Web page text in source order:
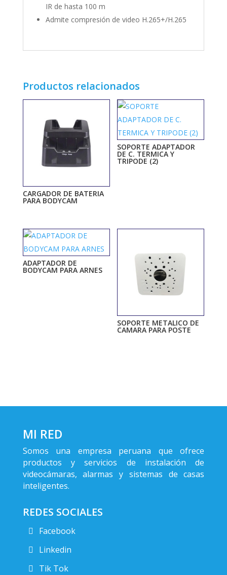
IR de hasta 100 m
Admite compresión de video H.265+/H.265
Productos relacionados
CARGADOR DE BATERIA
PARA BODYCAM
SOPORTE ADAPTADOR
DE C. TERMICA Y
TRIPODE (2)
ADAPTADOR DE
BODYCAM PARA ARNES
SOPORTE METALICO DE
CAMARA PARA POSTE
MI RED
Somos una empresa peruana que ofrece
productos y servicios de instalación de
videocámaras, alarmas y sistemas de casas
inteligentes.
REDES SOCIALES
Facebook
Linkedin
Tik Tok